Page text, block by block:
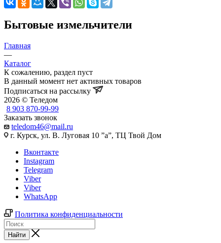
Бытовые измельчители
Главная
—
Каталог
К сожалению, раздел пуст
В данный момент нет активных товаров
Подписаться на рассылку
2026 © Теледом
8 903 870-99-99
Заказать звонок
teledom46@mail.ru
г. Курск, ул. В. Луговая 10 ”а”, ТЦ Твой Дом
Вконтакте
Instagram
Telegram
Viber
Viber
WhatsApp
Политика конфиденциальности
Найти